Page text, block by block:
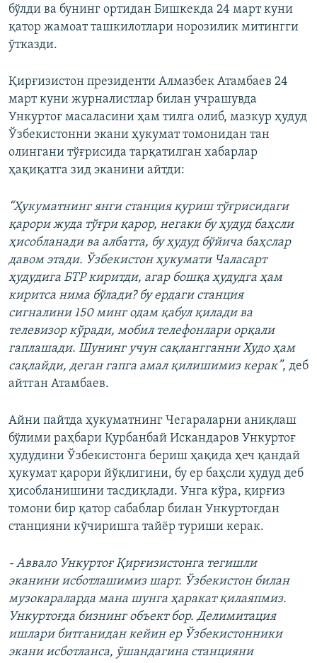
бўлди ва бунинг ортидан Бишкекда 24 март куни
қатор жамоат ташкилотлари норозилик митингги
ўтказди.
Қирғизистон президенти Алмазбек Атамбаев 24
март куни журналистлар билан учрашувда
Ункуртоғ масаласини ҳам тилга олиб, мазкур ҳудуд
Ўзбекистонни экани ҳукумат томонидан тан
олингани тўғрисида тарқатилган хабарлар
ҳақиқатга зид эканини айтди:
“Ҳукуматнинг янги станция қуриш тўғрисидаги
қарори жуда тўғри қарор, негаки бу ҳудуд баҳсли
ҳисобланади ва албатта, бу ҳудуд бўйича баҳслар
давом этади. Ўзбекистон ҳукумати Чаласарт
ҳудудига БТР киритди, агар бошқа ҳудудга ҳам
киритса нима бўлади? бу ердаги станция
сигналини 150 минг одам қабул қилади ва
телевизор кўради, мобил телефонлари орқали
гаплашади. Шунинг учун сақлангганни Худо ҳам
сақлайди, деган гапга амал қилишимиз керак”, деб
айтган Атамбаев.
Айни пайтда ҳукуматнинг Чегараларни аниқлаш
бўлими раҳбари Қурбанбай Искандаров Ункуртоғ
ҳудудини Ўзбекистонга бериш ҳақида ҳеч қандай
ҳукумат қарори йўқлигини, бу ер баҳсли ҳудуд деб
ҳисобланишини тасдиқлади. Унга кўра, қирғиз
томони бир қатор сабаблар билан Ункуртоғдан
станцияни кўчиришга тайёр туриши керак.
- Аввало Ункуртоғ Қирғизистонга тегишли
эканини исботлашимиз шарт. Ўзбекистон билан
музокараларда мана шунга ҳаракат қилаяпмиз.
Ункуртоғда бизнинг объект бор. Делимитация
ишлари битганидан кейин ер Ўзбекистонники
экани исботланса, ўшандагина станцияни